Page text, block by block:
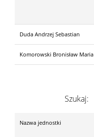
Duda Andrzej Sebastian
Komorowski Bronisław Maria
Szukaj:
Nazwa jednostki